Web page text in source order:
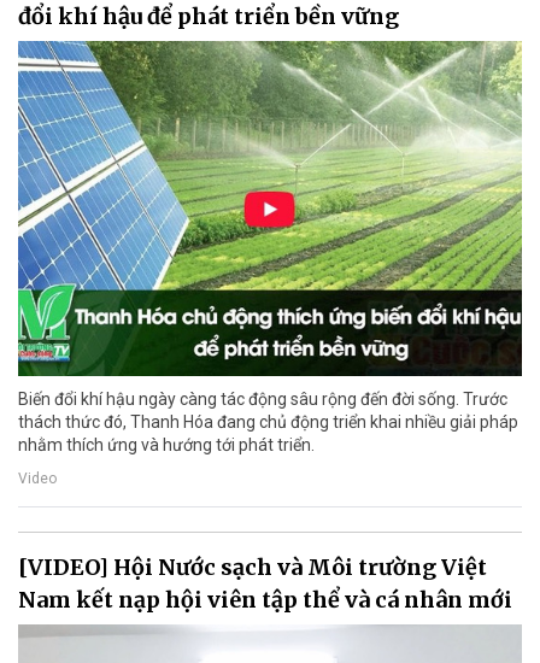
đổi khí hậu để phát triển bền vững
Biến đổi khí hậu ngày càng tác động sâu rộng đến đời sống. Trước
thách thức đó, Thanh Hóa đang chủ động triển khai nhiều giải pháp
nhằm thích ứng và hướng tới phát triển.
Video
[VIDEO] Hội Nước sạch và Môi trường Việt
Nam kết nạp hội viên tập thể và cá nhân mới